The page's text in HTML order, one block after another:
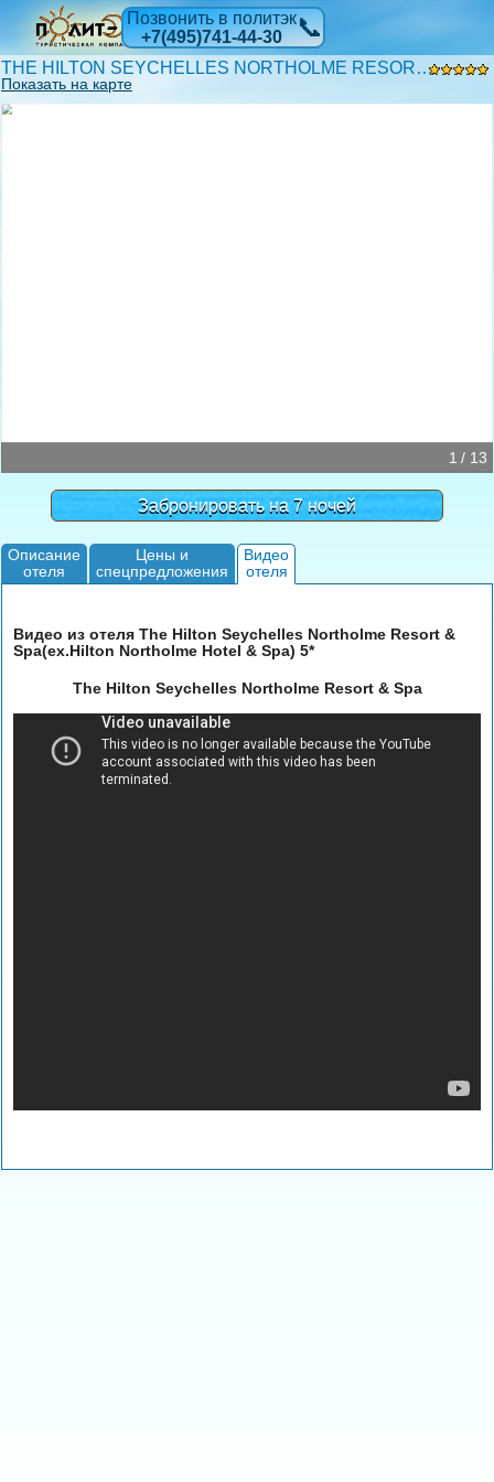
Позвонить в политэк
+7(495)741-44-30
📞
THE HILTON SEYCHELLES NORTHOLME RESORT & SPA(EX.HILTON NORTHOLME HOTEL & SPA) 5*
Показать на карте
1 / 13
Забронировать на 7 ночей
Описание
отеля
Цены и
спецпредложения
Видео
отеля
Видео из отеля The Hilton Seychelles Northolme Resort &
Spa(ex.Hilton Northolme Hotel & Spa) 5*
The Hilton Seychelles Northolme Resort & Spa